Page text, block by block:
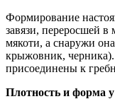
Формирование
завязи, переросшей в
мякоти, а снаружи
крыжовник,
присоединены к
Плотность и форма